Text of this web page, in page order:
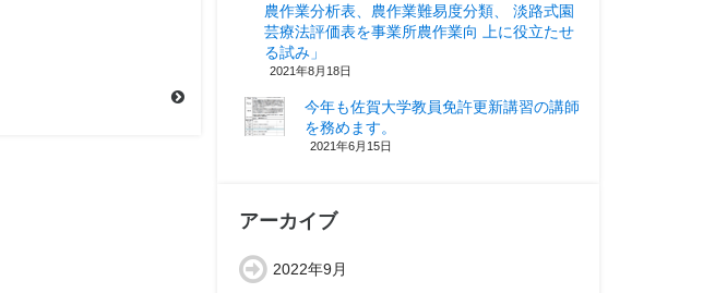
農作業分析表、農作業難易度分類、 淡路式園
芸療法評価表を事業所農作業向 上に役立たせ
る試み」
2021年8月18日
今年も佐賀大学教員免許更新講習の講師
を務めます。
2021年6月15日
アーカイブ
2022年9月